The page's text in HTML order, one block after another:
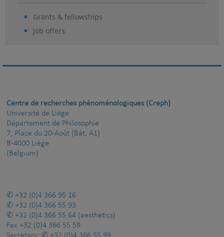
Grants & fellowships
Job offers
Centre de recherches phénoménologiques (Creph)
Université de Liège
Département de Philosophie
7, Place du 20-Août (Bât. A1)
B-4000 Liège
(Belgium)
+32 (0)4 366 95 16
+32 (0)4 366 55 93
+32 (0)4 366 55 64 (aesthetics)
Fax +32 (0)4 366 55 59